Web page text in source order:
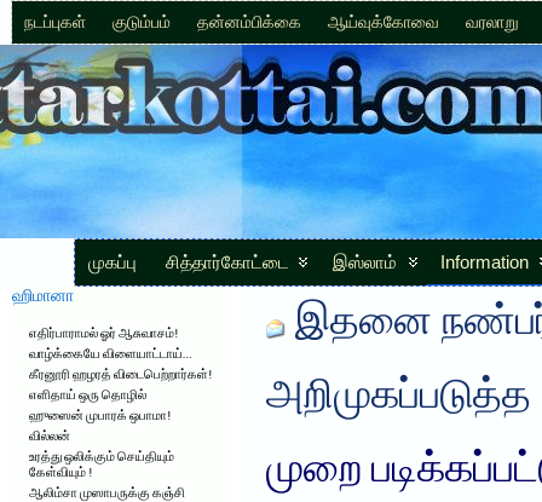
நடப்புகள் குடும்பம் தன்னம்பிக்கை ஆய்வுக்கோவை வரலாறு
முகப்பு சித்தார்கோட்டை இஸ்லாம் Information
ஹிமானா
எதிர்பாராமல் ஓர் ஆசுவாசம்!
வாழ்க்கையே விளையாட்டாய்…
கீரனூரி ஹழரத் விடைபெற்றார்கள்!
எளிதாய் ஒரு தொழில்
ஹுஸைன் முபாரக் ஒபாமா!
வில்லன்
உரத்து ஒலிக்கும் செய்தியும்
கேள்வியும் !
ஆலிம்சா முஸாபருக்கு கஞ்சி
இதனை
அறிமுகப்படுத்த
முறை